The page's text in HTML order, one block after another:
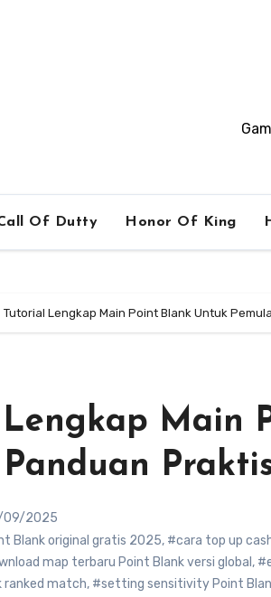
Of Dutty Honor Of King
Tutorial Lengkap Main Point Blank Untuk
Main
Panduan
2025
Blank original gratis 2025, #cara top up
map terbaru Point Blank versi global ,
ranked match, #setting sensitivity Point